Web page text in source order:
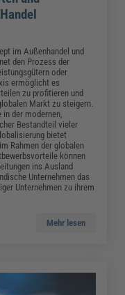
im Außenhandel und
den Prozess der
oder
ermöglicht es
zu profitieren und
Markt zu steigern.
in der modernen,
Bestandteil vieler
bietet
Rahmen der globalen
können
ins Ausland
Unternehmen das
Unternehmen zu ihrem
Mehr lesen